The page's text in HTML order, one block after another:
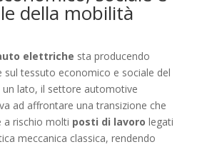
della mobilità
elettriche sta producendo
sul tessuto economico e sociale del
un lato, il settore automotive
ad affrontare una transizione che
rischio molti posti di lavoro legati
meccanica classica, rendendo